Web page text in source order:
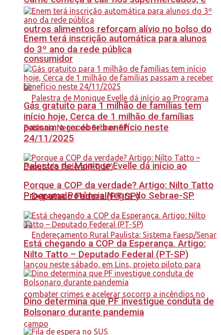
outros alimentos reforçam alívio no bolso do
consumidor
Palestra de Monique Evelle dá início ao
Programa Potência Negra do Sebrae-SP
Enem terá inscrição automática para alunos
do 3º ano da rede pública
Gás gratuito para 1 milhão de famílias tem
início hoje, Cerca de 1 milhão de famílias
passam a receber benefício neste
24/11/2025
Porque a COP da verdade? Artigo: Nilto Tatto
– Deputado Federal(PT-SP)
Está chegando a COP da Esperança. Artigo:
Nilto Tatto – Deputado Federal (PT-SP)
Dino determina que PF investigue conduta de
Bolsonaro durante pandemia